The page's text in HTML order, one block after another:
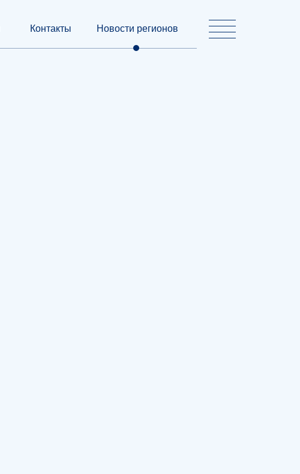
Контакты Новости регионов